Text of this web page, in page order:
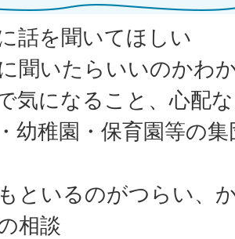
話を聞いてほしい
聞いたらいいのかわ
気になること、心配
幼稚園・保育園等の
といるのがつらい、
相談